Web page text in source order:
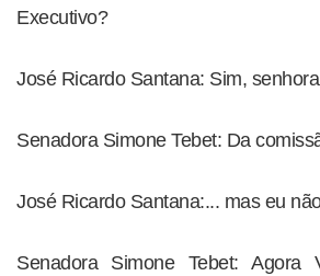
Executivo?
José Ricardo Santana: Sim,
Senadora Simone Tebet: Da
José Ricardo Santana:... mas eu
Senadora Simone Tebet: